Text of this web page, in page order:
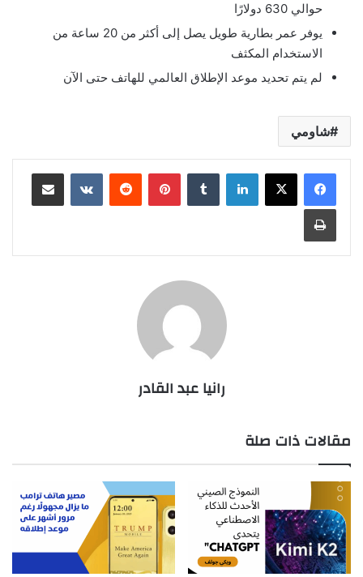
حوالي 630 دولارًا
يوفر عمر بطارية طويل يصل إلى أكثر من 20 ساعة من
الاستخدام المكثف
لم يتم تحديد موعد الإطلاق العالمي للهاتف حتى الآن
شاومي
لينكدإن بينتيريست مشاركة عبر البريد
طباعة
رانيا عبد القادر
مقالات ذات صلة